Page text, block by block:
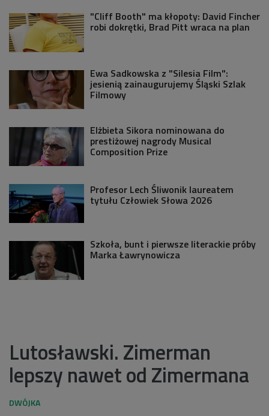
"Cliff Booth" ma kłopoty: David Fincher
robi dokrętki, Brad Pitt wraca na plan
Ewa Sadkowska z "Silesia Film":
jesienią zainaugurujemy Śląski Szlak
Filmowy
Elżbieta Sikora nominowana do
prestiżowej nagrody Musical
Composition Prize
Profesor Lech Śliwonik laureatem
tytułu Człowiek Słowa 2026
Szkoła, bunt i pierwsze literackie próby
Marka Ławrynowicza
Lutosławski. Zimerman
lepszy nawet od Zimermana